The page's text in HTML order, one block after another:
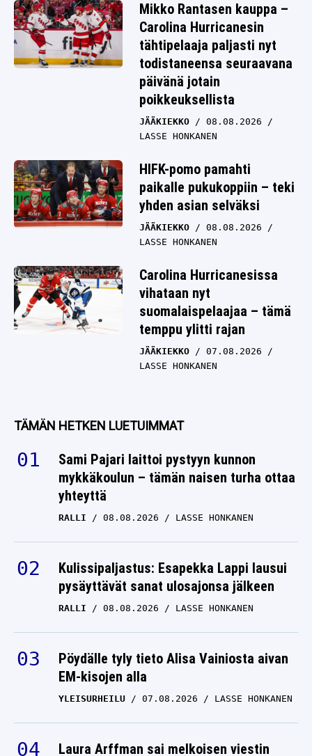
Mikko Rantasen kauppa –
Carolina Hurricanesin
tähtipelaaja paljasti nyt
todistaneensa seuraavana
päivänä jotain
poikkeuksellista
JÄÄKIEKKO
08.08.2026
LASSE HONKANEN
HIFK-pomo pamahti
paikalle pukukoppiin – teki
yhden asian selväksi
JÄÄKIEKKO
08.08.2026
LASSE HONKANEN
Carolina Hurricanesissa
vihataan nyt
suomalaispelaajaa – tämä
temppu ylitti rajan
JÄÄKIEKKO
07.08.2026
LASSE HONKANEN
TÄMÄN HETKEN LUETUIMMAT
Sami Pajari laittoi pystyyn kunnon
mykkäkoulun – tämän naisen turha ottaa
yhteyttä
RALLI 08.08.2026 LASSE HONKANEN
Kulissipaljastus: Esapekka Lappi lausui
pysäyttävät sanat ulosajonsa jälkeen
RALLI 08.08.2026 LASSE HONKANEN
Pöydälle tyly tieto Alisa Vainiosta aivan
EM-kisojen alla
YLEISURHEILU 07.08.2026 LASSE HONKANEN
Laura Arffman sai melkoisen viestin